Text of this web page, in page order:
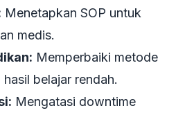
Menetapkan SOP untuk
medis.
Memperbaiki metode
belajar rendah.
Mengatasi downtime